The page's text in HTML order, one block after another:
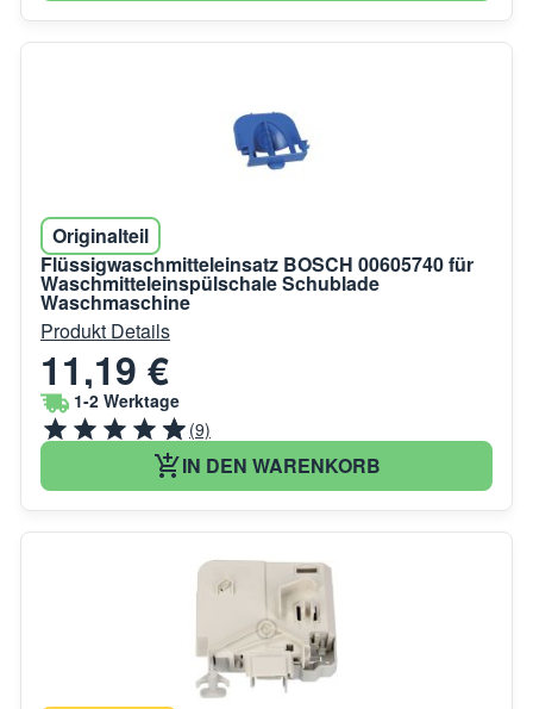
Originalteil
Flüssigwaschmitteleinsatz BOSCH 00605740 für
Waschmitteleinspülschale Schublade
Waschmaschine
Produkt Details
11,19 €
1-2 Werktage
(9)
IN DEN WARENKORB